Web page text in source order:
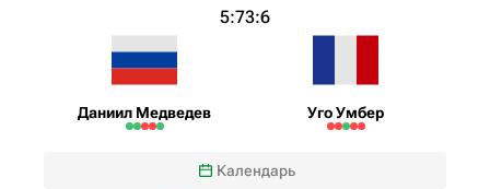
Даниил Медведев
5:73:6
Уго Умбер
Календарь